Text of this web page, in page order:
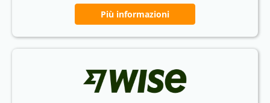
Più informazioni